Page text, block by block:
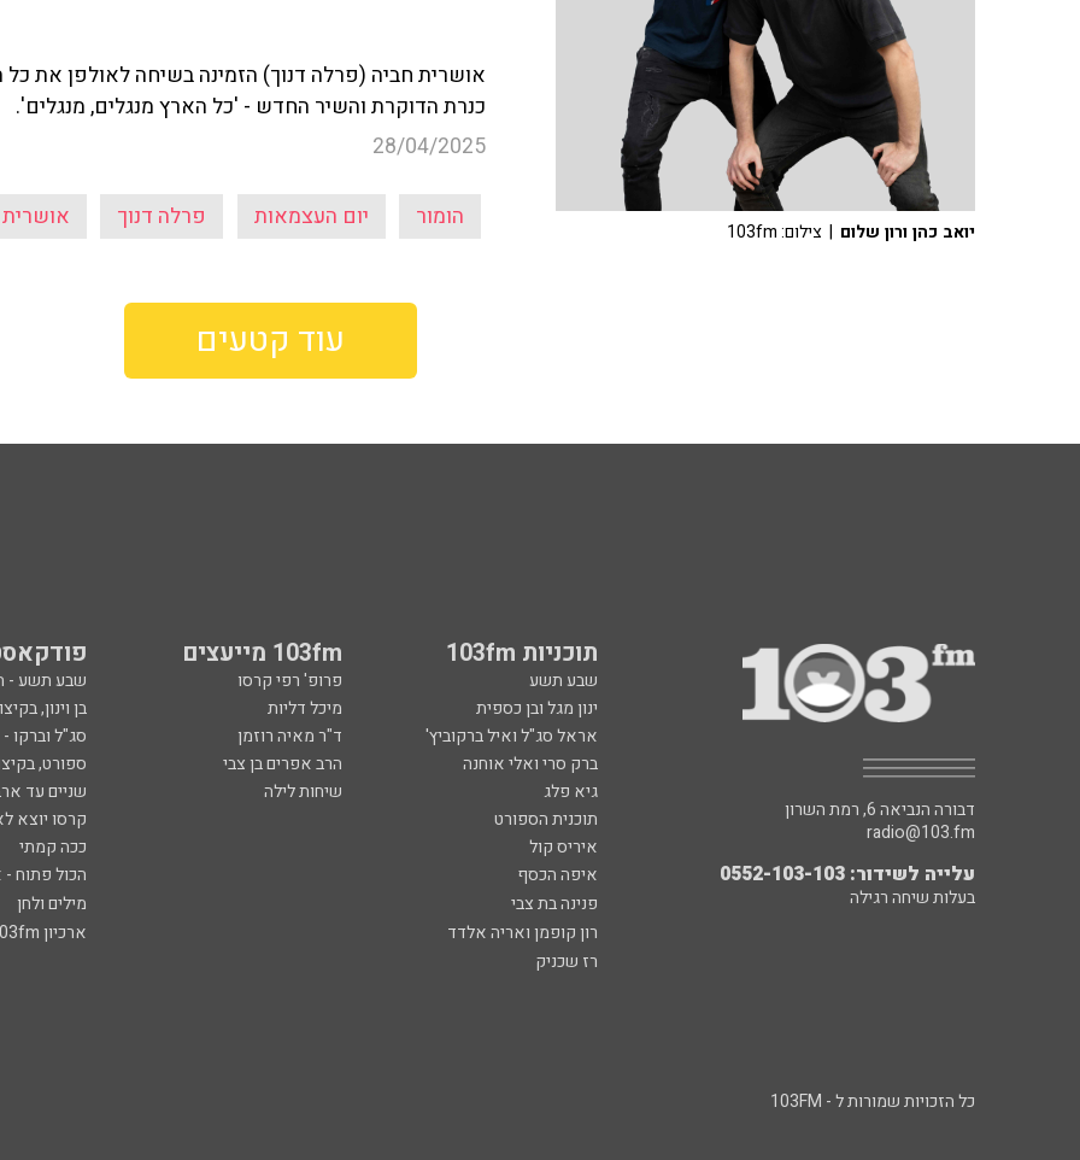
אושרית חביה (פרלה דנוך) הזמינה בשיחה לאולפן את
כנרת הדוקרת והשיר החדש - 'כל הארץ מנגלים, מנגלים'.
28/04/2025
הומור יום העצמאות פרלה דנוך
יואב כהן ורון שלום | צילום: 103fm
עוד קטעים
תוכניות 103fm 103fm מייעצים
שבע תשע פרופ' רפי קרסו
שבע תשע -
ינון מגל ובן כספית
מיכל דליות
בן וינון,
אראל סג"ל ואיל ברקוביץ'
ד"ר מאיה רוזמן
סג"ל וברקו
ברק סרי ואלי אוחנה
הרב אפרים בן צבי
ספורט,
גיא פלג
שיחות לילה
שניים עד
תוכנית הספורט
קרסו יוצא
איריס קול
ככה קמתי
איפה הכסף
הכול פתוח -
פנינה בת צבי
מילים ולחן
רון קופמן ואריה אלדד
ארכיון 103fm
רז שכניק
דבורה הנביאה 6, רמת השרון
radio@103.fm
עלייה לשידור: 0552-103-103
בעלות שיחה רגילה
כל הזכויות שמורות ל - 103FM